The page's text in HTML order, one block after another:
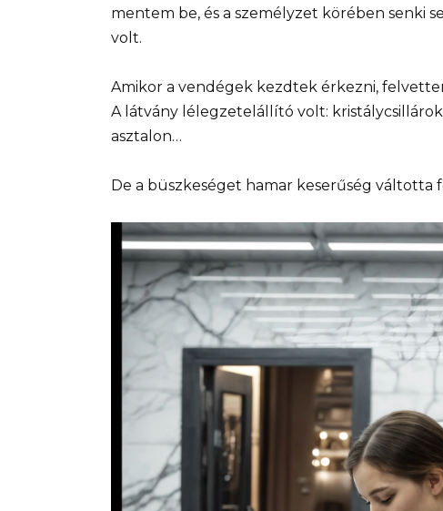
mentem be, és a személyzet körében
volt.
Amikor a vendégek kezdtek érkezni,
A látvány lélegzetelállító volt:
asztalon…
De a büszkeséget hamar keserűség váltotta